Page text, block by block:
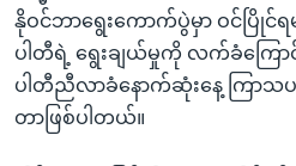
ကျော်
ရန်
နိုဝင်ဘာရွေးကောက်ပွဲမှာ ဝင်ပြိုင်
ပါတီရဲ့ ရွေးချယ်မှုကို လက်ခံကြောင်
ပါတီညီလာခံနောက်ဆုံးနေ့ ကြာသပ
တာဖြစ်ပါတယ်။